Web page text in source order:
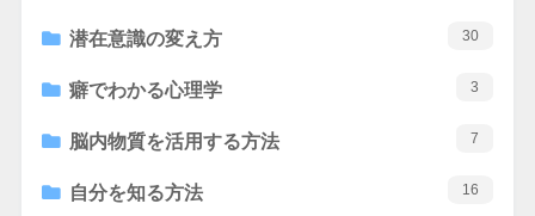
潜在意識の変え方 30
癖でわかる心理学 3
脳内物質を活用する方法 7
自分を知る方法 16